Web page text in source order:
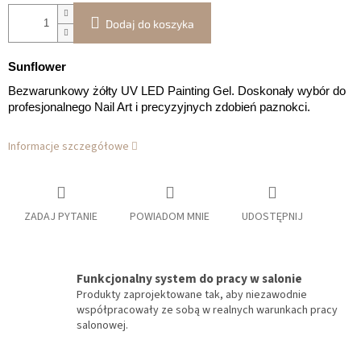
Dodaj do koszyka
Sunflower
Bezwarunkowy żółty UV LED Painting Gel. Doskonały wybór do
profesjonalnego Nail Art i precyzyjnych zdobień paznokci.
Informacje szczegółowe
ZADAJ PYTANIE POWIADOM MNIE UDOSTĘPNIJ
Funkcjonalny system do pracy w salonie
Produkty zaprojektowane tak, aby niezawodnie
współpracowały ze sobą w realnych warunkach pracy
salonowej.